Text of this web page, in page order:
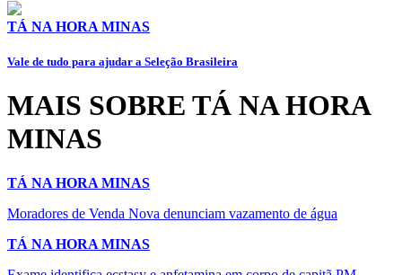
TÁ NA HORA MINAS
Vale de tudo para ajudar a Seleção Brasileira
MAIS SOBRE TÁ NA HORA
MINAS
TÁ NA HORA MINAS
Moradores de Venda Nova denunciam vazamento de água
TÁ NA HORA MINAS